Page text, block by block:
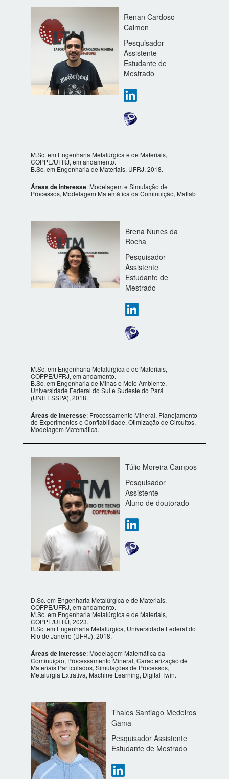
Renan Cardoso
Calmon
Pesquisador
Assistente
Estudante de
Mestrado
M.Sc. em Engenharia Metalúrgica e de Materiais,
COPPE/UFRJ, em andamento.
B.Sc. em Engenharia de Materiais, UFRJ, 2018.
Áreas de interesse: Modelagem e Simulação de
Processos, Modelagem Matemática da Cominuição, Matlab
Brena Nunes da
Rocha
Pesquisador
Assistente
Estudante de
Mestrado
M.Sc. em Engenharia Metalúrgica e de Materiais,
COPPE/UFRJ, em andamento.
B.Sc. em Engenharia de Minas e Meio Ambiente,
Universidade Federal do Sul e Sudeste do Pará
(UNIFESSPA), 2018.
Áreas de interesse: Processamento Mineral, Planejamento
de Experimentos e Confiabilidade, Otimização de Circuitos,
Modelagem Matemática.
Túlio Moreira Campos
Pesquisador
Assistente
Aluno de doutorado
D.Sc. em Engenharia Metalúrgica e de Materiais,
COPPE/UFRJ, em andamento.
M.Sc. em Engenharia Metalúrgica e de Materiais,
COPPE/UFRJ, 2023.
B.Sc. em Engenharia Metalúrgica, Universidade Federal do
Rio de Janeiro (UFRJ), 2018.
Áreas de interesse: Modelagem Matemática da
Cominuição, Processamento Mineral, Caracterização de
Materiais Particulados, Simulações de Processos,
Metalurgia Extrativa, Machine Learning, Digital Twin.
Thales Santiago Medeiros
Gama
Pesquisador Assistente
Estudante de Mestrado